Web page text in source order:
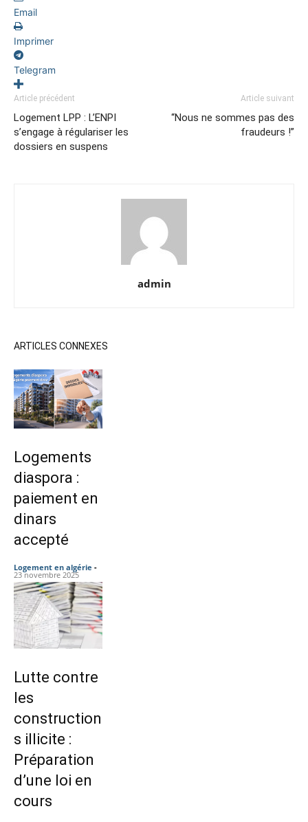
Email
Imprimer
Telegram
Article précédent
Logement LPP : L’ENPI
s’engage à régulariser les
dossiers en suspens
Article suivant
“Nous ne sommes pas des
fraudeurs !”
admin
ARTICLES CONNEXES
Logements
diaspora :
paiement en
dinars
accepté
Logement en algérie -
23 novembre 2025
Lutte contre
les
construction
s illicite :
Préparation
d’une loi en
cours